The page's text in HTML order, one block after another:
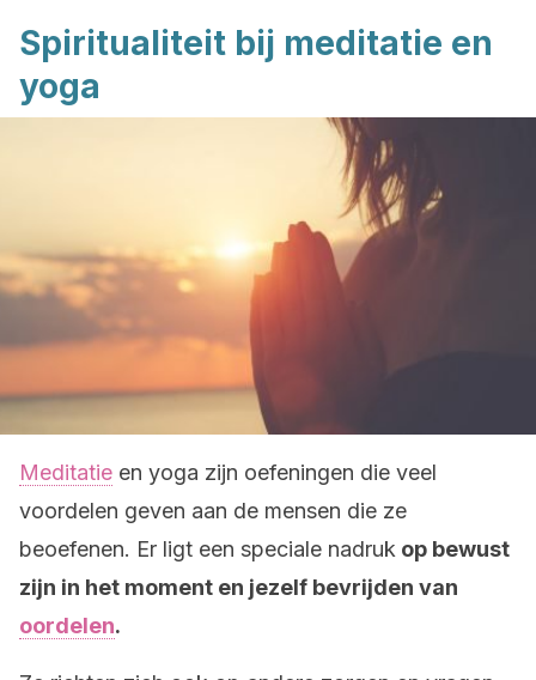
Spiritualiteit bij meditatie en
yoga
Meditatie en yoga zijn oefeningen die veel
voordelen geven aan de mensen die ze
beoefenen. Er ligt een speciale nadruk op bewust
zijn in het moment en jezelf bevrijden van
oordelen.